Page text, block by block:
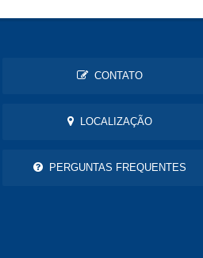
CONTATO
LOCALIZAÇÃO
PERGUNTAS FREQUENTES